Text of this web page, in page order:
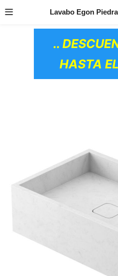
..
HASTA
Lavabo Egon